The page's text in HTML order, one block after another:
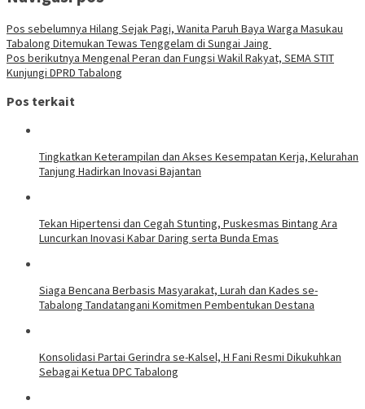
Pos sebelumnya Hilang Sejak Pagi, Wanita Paruh Baya Warga Masukau
Tabalong Ditemukan Tewas Tenggelam di Sungai Jaing
Pos berikutnya Mengenal Peran dan Fungsi Wakil Rakyat, SEMA STIT
Kunjungi DPRD Tabalong
Pos terkait
Tingkatkan Keterampilan dan Akses Kesempatan Kerja, Kelurahan
Tanjung Hadirkan Inovasi Bajantan
Tekan Hipertensi dan Cegah Stunting, Puskesmas Bintang Ara
Luncurkan Inovasi Kabar Daring serta Bunda Emas
Siaga Bencana Berbasis Masyarakat, Lurah dan Kades se-
Tabalong Tandatangani Komitmen Pembentukan Destana
Konsolidasi Partai Gerindra se-Kalsel, H Fani Resmi Dikukuhkan
Sebagai Ketua DPC Tabalong